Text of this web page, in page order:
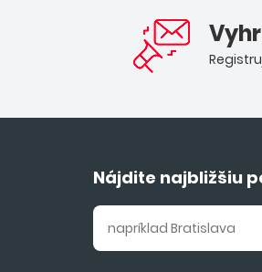
Nájdite najbližšiu